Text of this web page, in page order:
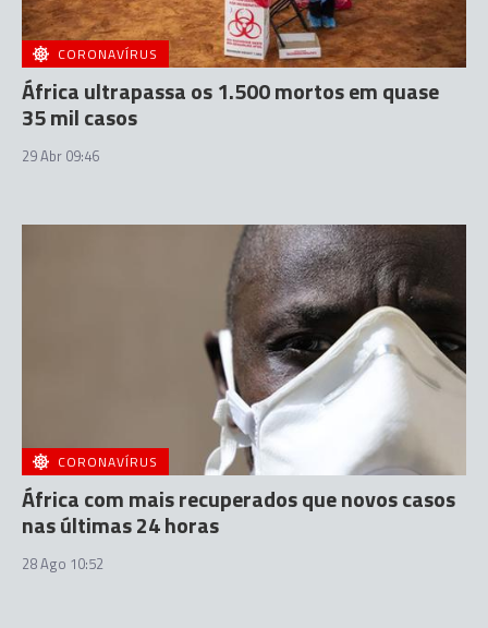
CORONAVÍRUS
África ultrapassa os 1.500 mortos em quase
35 mil casos
29 Abr 09:46
CORONAVÍRUS
África com mais recuperados que novos casos
nas últimas 24 horas
28 Ago 10:52